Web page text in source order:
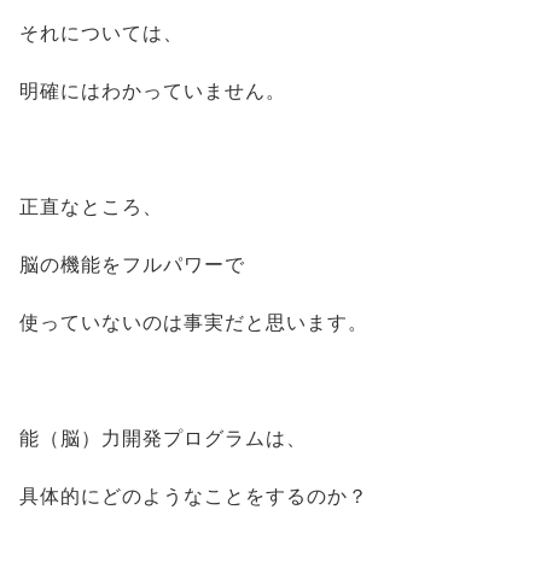
それについては、
明確にはわかっていません。
正直なところ、
脳の機能をフルパワーで
使っていないのは事実だと思います。
能（脳）力開発プログラムは、
具体的にどのようなことをするのか？